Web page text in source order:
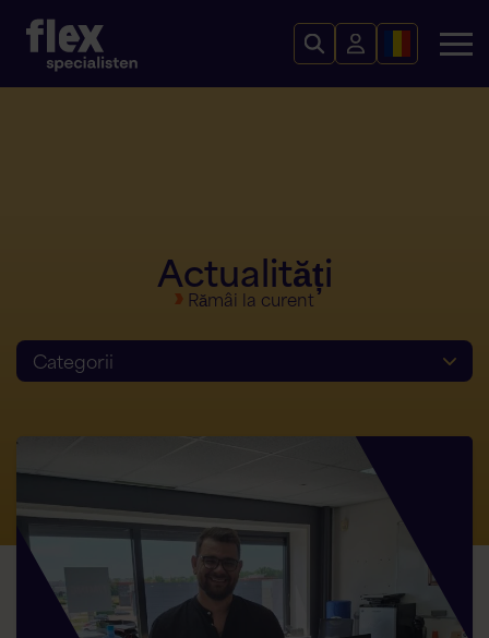
Rămâi la curent
Actualități